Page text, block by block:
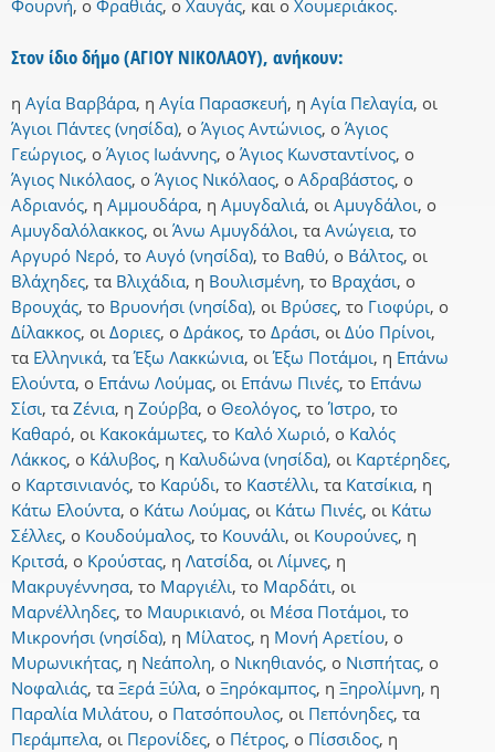
Φουρνή, ο Φραθιάς, ο Χαυγάς, και ο Χουμεριάκος.
Στον ίδιο δήμο (ΑΓΙΟΥ ΝΙΚΟΛΑΟΥ), ανήκουν:
η Αγία Βαρβάρα, η Αγία Παρασκευή, η Αγία Πελαγία, οι
Άγιοι Πάντες (νησίδα), ο Άγιος Αντώνιος, ο Άγιος
Γεώργιος, ο Άγιος Ιωάννης, ο Άγιος Κωνσταντίνος, ο
Άγιος Νικόλαος, ο Άγιος Νικόλαος, ο Αδραβάστος, ο
Αδριανός, η Αμμουδάρα, η Αμυγδαλιά, οι Αμυγδάλοι, ο
Αμυγδαλόλακκος, οι Άνω Αμυγδάλοι, τα Ανώγεια, το
Αργυρό Νερό, το Αυγό (νησίδα), το Βαθύ, ο Βάλτος, οι
Βλάχηδες, τα Βλιχάδια, η Βουλισμένη, το Βραχάσι, ο
Βρουχάς, το Βρυονήσι (νησίδα), οι Βρύσες, το Γιοφύρι, ο
Δίλακκος, οι Δοριες, ο Δράκος, το Δράσι, οι Δύο Πρίνοι,
τα Ελληνικά, τα Έξω Λακκώνια, οι Έξω Ποτάμοι, η Επάνω
Ελούντα, ο Επάνω Λούμας, οι Επάνω Πινές, το Επάνω
Σίσι, τα Ζένια, η Ζούρβα, ο Θεολόγος, το Ίστρο, το
Καθαρό, οι Κακοκάμωτες, το Καλό Χωριό, ο Καλός
Λάκκος, ο Κάλυβος, η Καλυδώνα (νησίδα), οι Καρτέρηδες,
ο Καρτσινιανός, το Καρύδι, το Καστέλλι, τα Κατσίκια, η
Κάτω Ελούντα, ο Κάτω Λούμας, οι Κάτω Πινές, οι Κάτω
Σέλλες, ο Κουδούμαλος, το Κουνάλι, οι Κουρούνες, η
Κριτσά, ο Κρούστας, η Λατσίδα, οι Λίμνες, η
Μακρυγέννησα, το Μαργιέλι, το Μαρδάτι, οι
Μαρνέλληδες, το Μαυρικιανό, οι Μέσα Ποτάμοι, το
Μικρονήσι (νησίδα), η Μίλατος, η Μονή Αρετίου, ο
Μυρωνικήτας, η Νεάπολη, ο Νικηθιανός, ο Νισπήτας, ο
Νοφαλιάς, τα Ξερά Ξύλα, ο Ξηρόκαμπος, η Ξηρολίμνη, η
Παραλία Μιλάτου, ο Πατσόπουλος, οι Πεπόνηδες, τα
Περάμπελα, οι Περονίδες, ο Πέτρος, ο Πίσσιδος, η